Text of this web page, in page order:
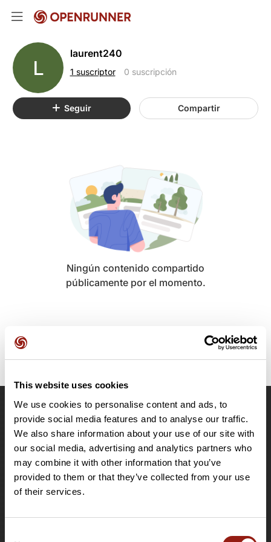
This website uses cookies
We use cookies to personalise content and ads, to
provide social media features and to analyse our traffic.
We also share information about your use of our site with
our social media, advertising and analytics partners who
may combine it with other information that you’ve
provided to them or that they’ve collected from your use
of their services.
L
laurent240
1 suscriptor 0 suscripción
Seguir Compartir
Ningún contenido compartido
públicamente por el momento.
OpenRunner
Equipo
Empleo
A proposito
Contacto